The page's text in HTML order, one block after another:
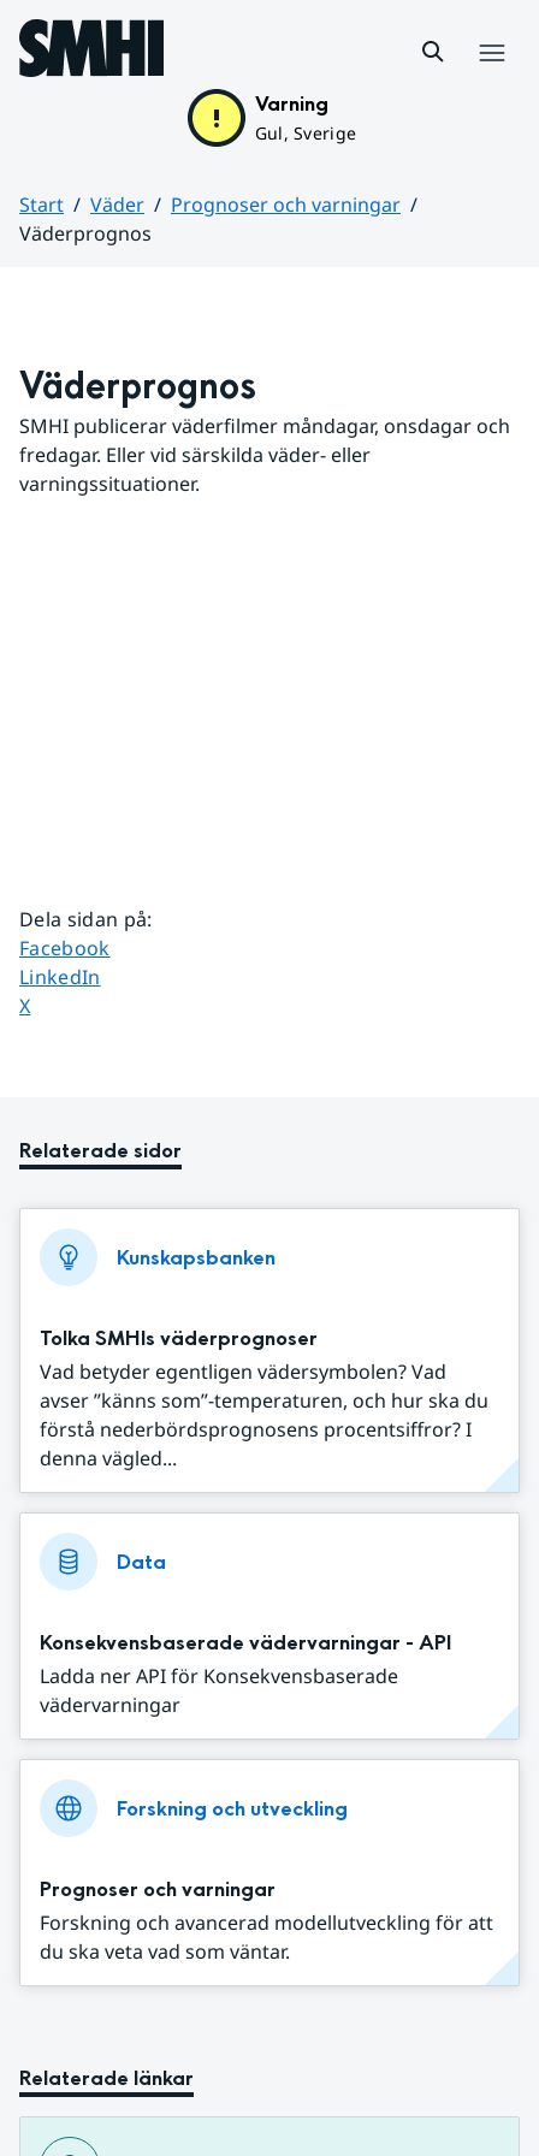
Hoppa till sidans innehåll
Varning
Gul, Sverige
Start Väder
Prognoser och varningar
Väderprognos
Väderprognos
SMHI publicerar väderfilmer måndagar, onsdagar och
fredagar. Eller vid särskilda väder- eller
varningssituationer.
Dela sidan på:
Dela sidan på
Facebook
Dela sidan på
LinkedIn
Dela sidan på
X
Relaterade sidor
Kunskapsbanken
Tolka SMHIs väderprognoser
Vad betyder egentligen vädersymbolen? Vad
avser ”känns som”-temperaturen, och hur ska du
förstå nederbördsprognosens procentsiffror? I
denna vägled...
Data
Konsekvensbaserade vädervarningar - API
Ladda ner API för Konsekvensbaserade
vädervarningar
Forskning och utveckling
Prognoser och varningar
Forskning och avancerad modellutveckling för att
du ska veta vad som väntar.
Relaterade länkar